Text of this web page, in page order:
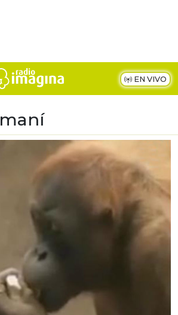
EN VIVO
maní